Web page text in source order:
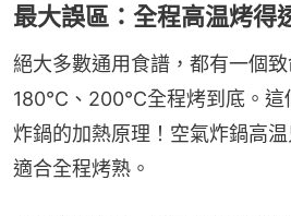
最大誤區：全程高温烤得
絕大多數通用食譜，都有一個
180℃、200℃全程烤到底。這
炸鍋的加熱原理！空氣炸鍋高
適合全程烤熟。